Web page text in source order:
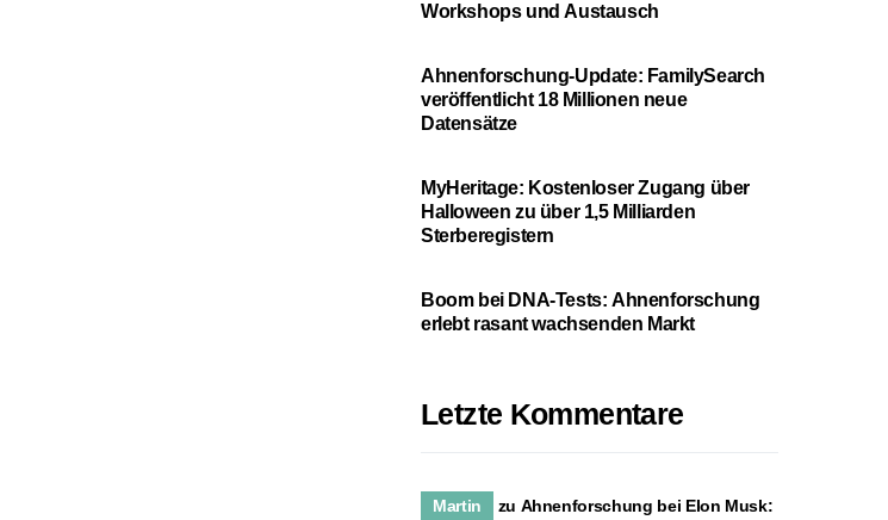
Workshops und Austausch
Ahnenforschung-Update: FamilySearch
veröffentlicht 18 Millionen neue
Datensätze
MyHeritage: Kostenloser Zugang über
Halloween zu über 1,5 Milliarden
Sterberegistern
Boom bei DNA-Tests: Ahnenforschung
erlebt rasant wachsenden Markt
Letzte Kommentare
Martin zu Ahnenforschung bei Elon Musk: